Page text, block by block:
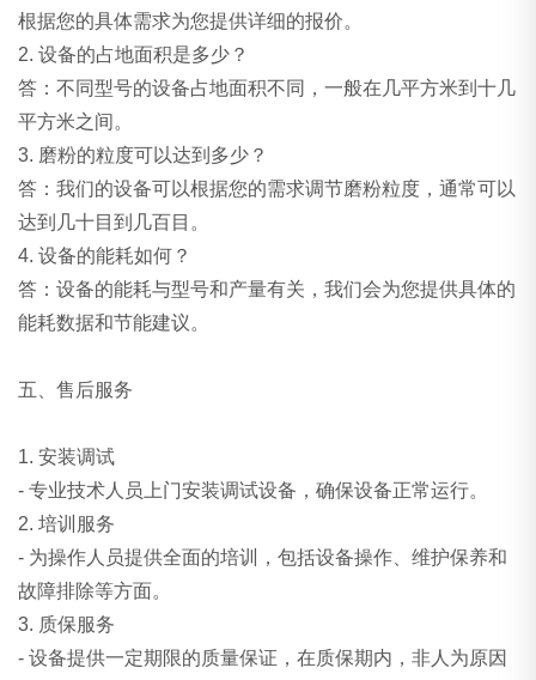
根据您的具体需求为您提供详细的报价。
2. 设备的占地面积是多少？
答：不同型号的设备占地面积不同，一般在几平方米到十几
平方米之间。
3. 磨粉的粒度可以达到多少？
答：我们的设备可以根据您的需求调节磨粉粒度，通常可以
达到几十目到几百目。
4. 设备的能耗如何？
答：设备的能耗与型号和产量有关，我们会为您提供具体的
能耗数据和节能建议。
五、售后服务
1. 安装调试
- 专业技术人员上门安装调试设备，确保设备正常运行。
2. 培训服务
- 为操作人员提供全面的培训，包括设备操作、维护保养和
故障排除等方面。
3. 质保服务
- 设备提供一定期限的质量保证，在质保期内，非人为原因